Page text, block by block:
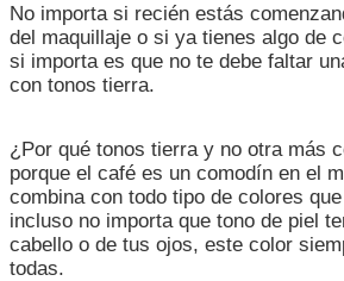
No importa si recién estás
del maquillaje o si ya tienes algo de
si importa es que no te debe faltar
con tonos tierra.
¿Por qué tonos tierra y no otra más
porque el café es un comodín en el
combina con todo tipo de colores
incluso no importa que tono de piel
cabello o de tus ojos, este color
todas.